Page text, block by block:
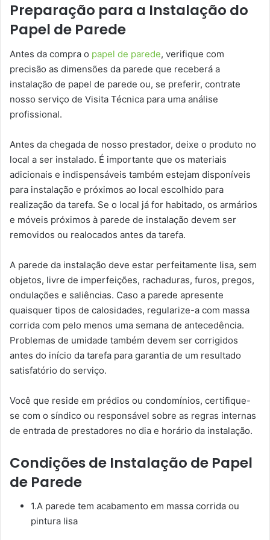
Preparação para a Instalação do
Papel de Parede
Antes da compra o papel de parede, verifique com
precisão as dimensões da parede que receberá a
instalação de papel de parede ou, se preferir, contrate
nosso serviço de Visita Técnica para uma análise
profissional.
Antes da chegada de nosso prestador, deixe o produto no
local a ser instalado. É importante que os materiais
adicionais e indispensáveis também estejam disponíveis
para instalação e próximos ao local escolhido para
realização da tarefa. Se o local já for habitado, os armários
e móveis próximos à parede de instalação devem ser
removidos ou realocados antes da tarefa.
A parede da instalação deve estar perfeitamente lisa, sem
objetos, livre de imperfeições, rachaduras, furos, pregos,
ondulações e saliências. Caso a parede apresente
quaisquer tipos de calosidades, regularize-a com massa
corrida com pelo menos uma semana de antecedência.
Problemas de umidade também devem ser corrigidos
antes do início da tarefa para garantia de um resultado
satisfatório do serviço.
Você que reside em prédios ou condomínios, certifique-
se com o síndico ou responsável sobre as regras internas
de entrada de prestadores no dia e horário da instalação.
Condições de Instalação de Papel
de Parede
1.A parede tem acabamento em massa corrida ou
pintura lisa